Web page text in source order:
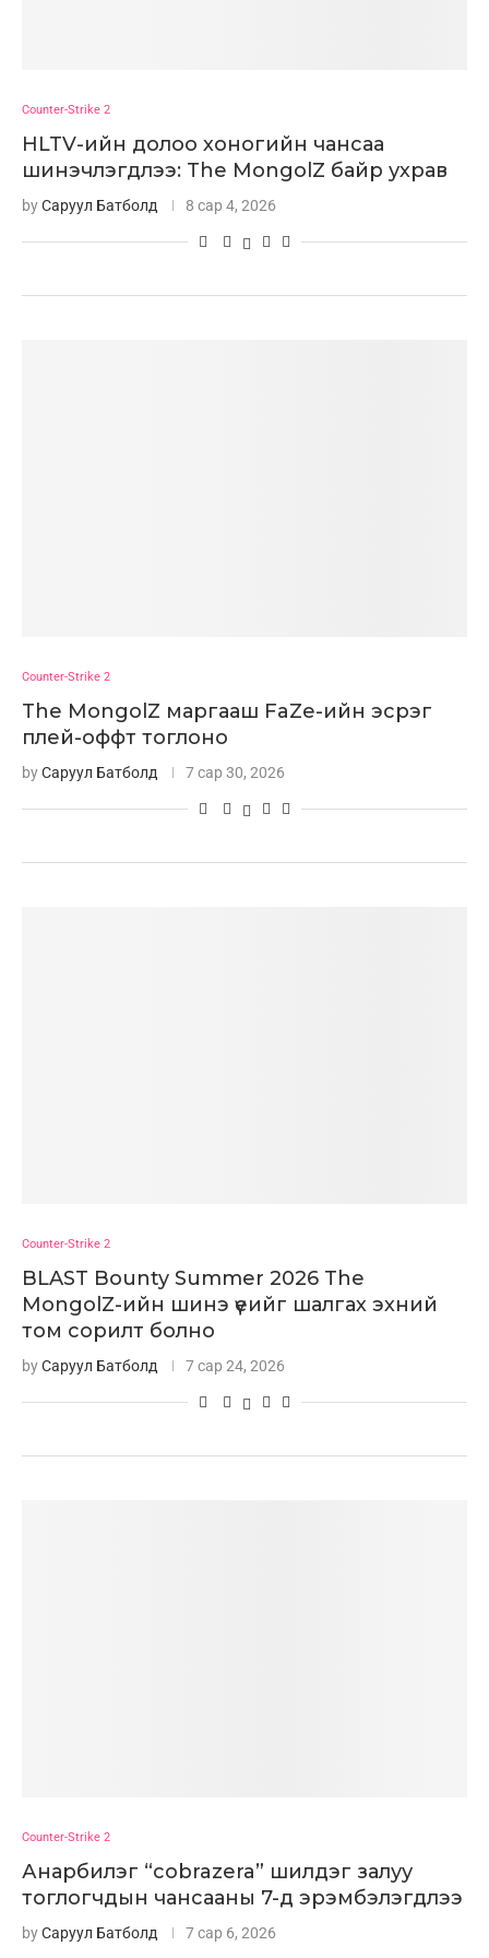
Counter-Strike 2
HLTV-ийн долоо хоногийн чансаа
шинэчлэгдлээ: The MongolZ байр ухрав
byСаруул Батболд 8 сар 4, 2026
Counter-Strike 2
The MongolZ маргааш FaZe-ийн эсрэг
плей-оффт тоглоно
byСаруул Батболд 7 сар 30, 2026
Counter-Strike 2
BLAST Bounty Summer 2026 The
MongolZ-ийн шинэ үеийг шалгах эхний
том сорилт болно
byСаруул Батболд 7 сар 24, 2026
Counter-Strike 2
Анарбилэг “cobrazera” шилдэг залуу
тоглогчдын чансааны 7-д эрэмбэлэгдлээ
byСаруул Батболд 7 сар 6, 2026